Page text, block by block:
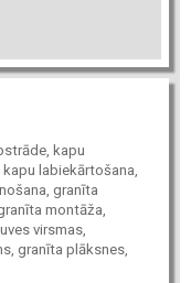
kapu
labiekārtošana,
granīta
montāža,
virsmas,
granīta plāksnes,